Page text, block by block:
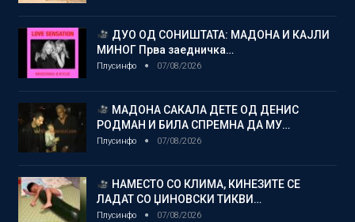
ДУО ОД СОНИШТАТА: МАДОНА И КАЈЛИ
МИНОГ Прва заедничка…
Плусинфо 07/08/2026
МАДОНА САКАЛА ДЕТЕ ОД ДЕНИС
РОДМАН И БИЛА СПРЕМНА ДА МУ…
Плусинфо 07/08/2026
НАМЕСТО СО КЛИМА, КИНЕЗИТЕ СЕ
ЛАДАТ СО ЏИНОВСКИ ТИКВИ…
Плусинфо 07/08/2026